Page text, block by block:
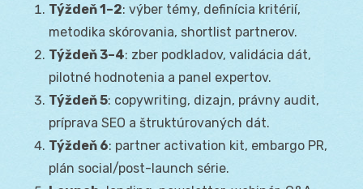
Týždeň 1–2: výber témy, definícia kritérií,
metodika skórovania, shortlist partnerov.
Týždeň 3–4: zber podkladov, validácia dát,
pilotné hodnotenia a panel expertov.
Týždeň 5: copywriting, dizajn, právny audit,
príprava SEO a štruktúrovaných dát.
Týždeň 6: partner activation kit, embargo PR,
plán social/post-launch série.